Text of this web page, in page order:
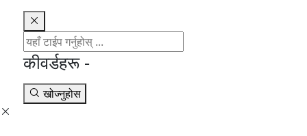
कीवर्डहरू -
खोज्नुहोस